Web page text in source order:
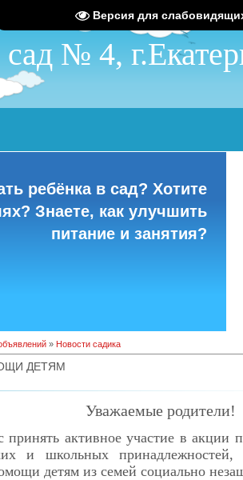
Версия для
№ 4,
ребёнка в сад? Хотите
Знаете, как улучшить
питание и занятия?
» Новости садика
ДЕТЯМ
Уважаемые родители!
принять активное участие в акции
и школьных
детям из семей социально